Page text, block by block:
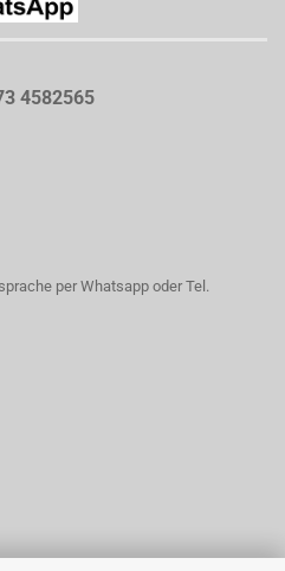
4582565
per Whatsapp oder Tel.